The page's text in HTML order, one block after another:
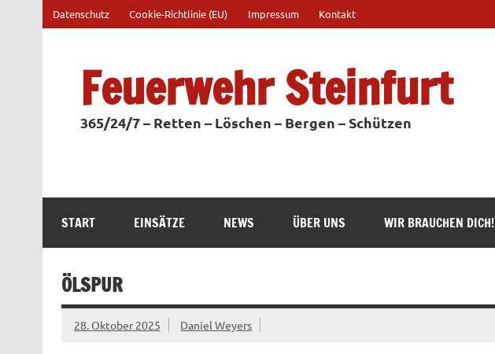
springen
Datenschutz Cookie-Richtlinie (EU) Impressum Kontakt
Feuerwehr Steinfurt
365/24/7 – Retten – Löschen – Bergen – Schützen
START EINSÄTZE NEWS ÜBER UNS WIR BRAUCHEN DICH!
ÖLSPUR
28. Oktober 2025 Daniel Weyers